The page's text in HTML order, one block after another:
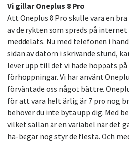
Vi gillar Oneplus 8 Pro
Att Oneplus 8 Pro skulle vara en
av de rykten som spreds på
meddelats. Nu med telefonen i
sidan av datorn i skrivande stund,
lever upp till det vi hade hoppats på
förhoppningar. Vi har använt
förväntade oss något bättre.
för att vara helt ärlig är 7 pro nog
behöver du inte byta upp dig. Med
vilket sällan är en variabel när det
ha-begär nog styr de flesta. Och